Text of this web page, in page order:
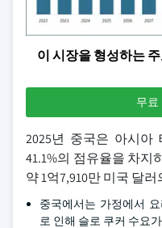
이 시장을 형성하는
무료
2025년 중국은 아시
41.1%의 점유율을 차지
약 1억7,910만 미국 달
중국에서는 가정에서
로 인해 슬로 쿠커 수요